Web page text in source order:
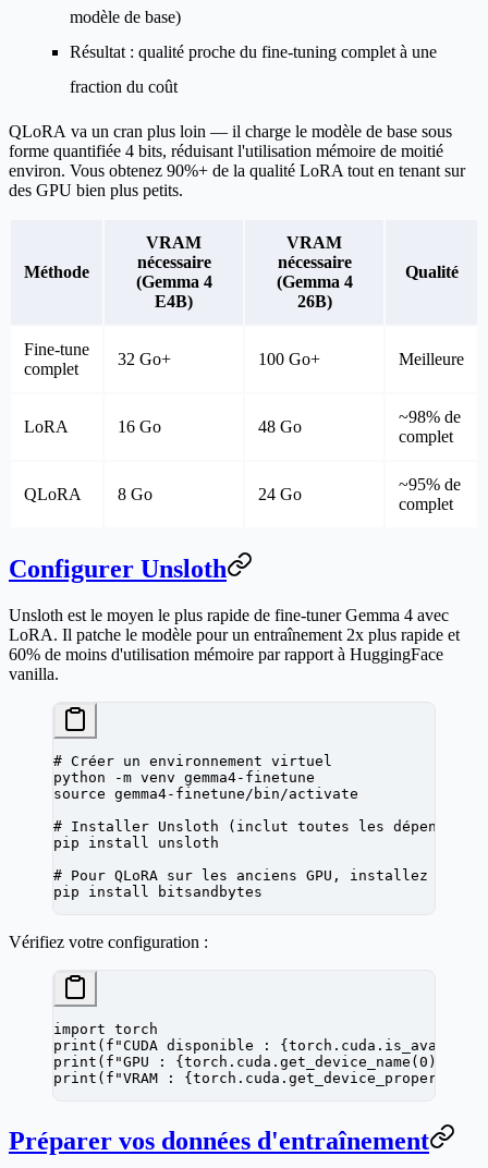
modèle de base)
Résultat : qualité proche du fine-tuning complet à une
fraction du coût
QLoRA va un cran plus loin — il charge le modèle de base sous
forme quantifiée 4 bits, réduisant l'utilisation mémoire de moitié
environ. Vous obtenez 90%+ de la qualité LoRA tout en tenant sur
des GPU bien plus petits.
Méthode
VRAM
nécessaire
(Gemma 4
E4B)
VRAM
nécessaire
(Gemma 4
26B)
Qualité
Fine-tune
complet
32 Go+ 100 Go+ Meilleure
LoRA 16 Go 48 Go
~98% de
complet
QLoRA 8 Go 24 Go
~95% de
complet
Configurer Unsloth
Unsloth est le moyen le plus rapide de fine-tuner Gemma 4 avec
LoRA. Il patche le modèle pour un entraînement 2x plus rapide et
60% de moins d'utilisation mémoire par rapport à HuggingFace
vanilla.
# Créer un environnement virtuel
python -m venv gemma4-finetune
source gemma4-finetune/bin/activate
# Installer Unsloth (inclut toutes les
pip install unsloth
# Pour QLoRA sur les anciens GPU, installez
pip install bitsandbytes
Vérifiez votre configuration :
import torch
print ( f "CUDA disponible : {
print ( f "GPU : { torch.cuda.get_device_name( 0 )
print ( f "VRAM : { torch.cuda.get_device_properties(
Préparer vos données d'entraînement